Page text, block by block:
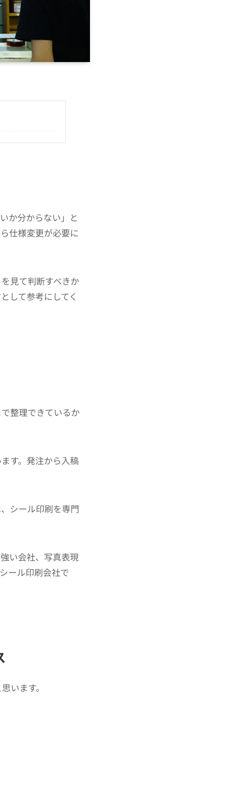
か分からない」と
仕様変更が必要に
見て判断すべきか
して参考にしてく
整理できているか
す。発注から入稿
シール印刷を専門
い会社、写真表現
ール印刷会社で
います。